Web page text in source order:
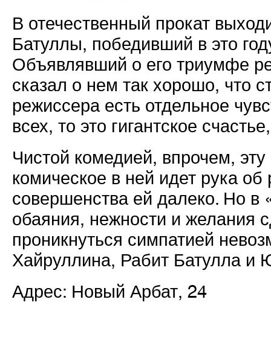
В отечественный прокат
Батуллы, победивший в это
Объявлявший о его триумфе
сказал о нем так хорошо, что
режиссера есть отдельное
всех, то это гигантское
Чистой комедией, впрочем,
комическое в ней идет рука об
совершенства ей далеко. Но в
обаяния, нежности и желания
проникнуться симпатией
Хайруллина, Рабит Батулла и
Адрес: Новый Арбат, 24